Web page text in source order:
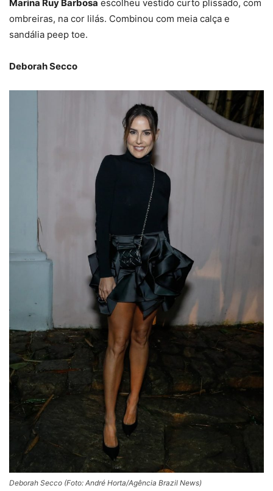
Marina Ruy Barbosa escolheu vestido curto plissado, com
ombreiras, na cor lilás. Combinou com meia calça e
sandália peep toe.
Deborah Secco
Deborah Secco (Foto: André Horta/Agência Brazil News)